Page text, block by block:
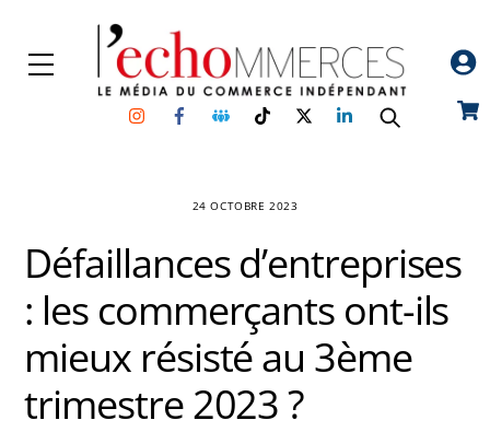
content
Menu
InstagramFacebookGroupe
Facebook
TikTokTwitterLinkedin
24 OCTOBRE 2023
Défaillances d’entreprises
: les commerçants ont-ils
mieux résisté au 3ème
trimestre 2023 ?